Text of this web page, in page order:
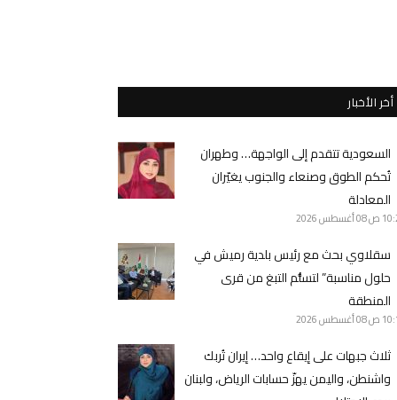
أخر الأخبار
السعودية تتقدم إلى الواجهة… وطهران
تُحكم الطوق وصنعاء والجنوب يغيّران
المعادلة
ص 08 أغسطس 2026
سقلاوي بحث مع رئيس بلدية رميش في
حلول مناسبة” لتسلُّم التبغ من قرى
المنطقة
ص 08 أغسطس 2026
ثلاث جبهات على إيقاع واحد… إيران تُربك
واشنطن، واليمن يهزّ حسابات الرياض، ولبنان